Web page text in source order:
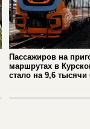
Пассажиров на
маршрутах в
стало на 9,6